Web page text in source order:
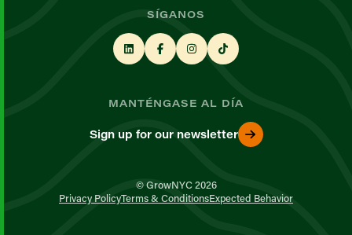
SÍGANOS
MANTÉNGASE AL DÍA
Sign up for our newsletter
© GrowNYC 2026
Privacy PolicyTerms & ConditionsExpected Behavior